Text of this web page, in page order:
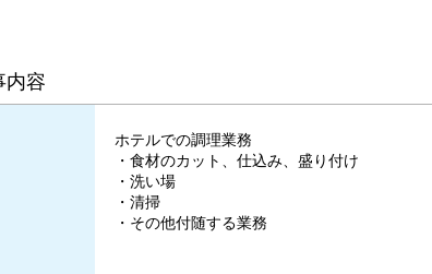
内容
ホテルでの調理業務
・食材のカット、仕込み、盛り付け
・洗い場
・清掃
・その他付随する業務